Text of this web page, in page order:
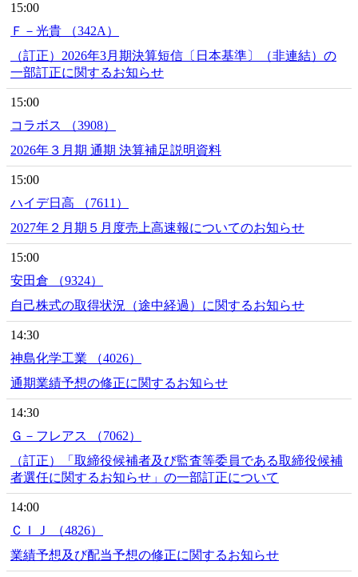
15:00
Ｆ－光貴 （342A）
（訂正）2026年3月期決算短信〔日本基準〕（非連結）の
一部訂正に関するお知らせ
15:00
コラボス （3908）
2026年３月期 通期 決算補足説明資料
15:00
ハイデ日高 （7611）
2027年２月期５月度売上高速報についてのお知らせ
15:00
安田倉 （9324）
自己株式の取得状況（途中経過）に関するお知らせ
14:30
神島化学工業 （4026）
通期業績予想の修正に関するお知らせ
14:30
Ｇ－フレアス （7062）
（訂正）「取締役候補者及び監査等委員である取締役候補
者選任に関するお知らせ」の一部訂正について
14:00
ＣＩＪ （4826）
業績予想及び配当予想の修正に関するお知らせ